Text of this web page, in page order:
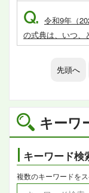
キーワ
キーワード検
複数のキーワードを
Q. 令和9年（
の式典は、いつ、
先頭へ